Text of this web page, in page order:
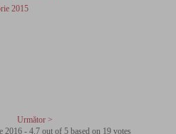
2015
Următor >
2016 -4.7 out of5 based on 19 votes